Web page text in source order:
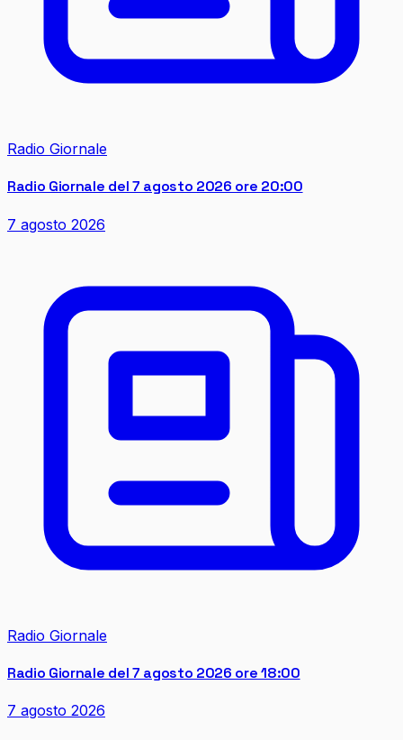
Radio Giornale
Radio Giornale del 7 agosto 2026 ore 20:00
7 agosto 2026
Radio Giornale
Radio Giornale del 7 agosto 2026 ore 18:00
7 agosto 2026